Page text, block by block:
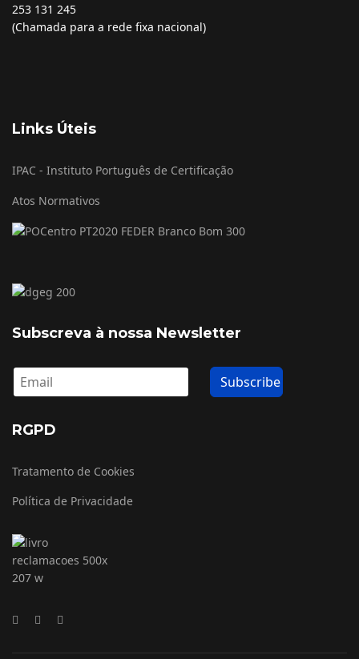
253 131 245
(Chamada para a rede fixa nacional)
Links Úteis
IPAC - Instituto Português de Certificação
Atos Normativos
Subscreva à nossa Newsletter
RGPD
Tratamento de Cookies
Política de Privacidade